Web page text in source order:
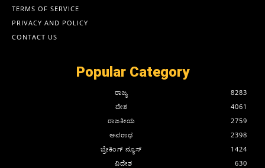
TERMS OF SERVICE
PRIVACY AND POLICY
CONTACT US
Popular Category
ರಾಜ್ಯ
8283
ದೇಶ
4061
ರಾಜಕೀಯ
2759
ಅಪರಾಧ
2398
ಬ್ರೇಕಿಂಗ್ ನ್ಯೂಸ್
1424
ವಿದೇಶ
630